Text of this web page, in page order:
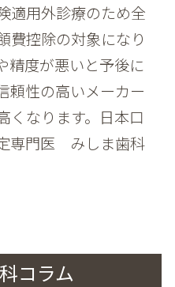
適用外診療のため全
費控除の対象になり
精度が悪いと予後に
頼性の高いメーカー
くなります。日本口
専門医 みしま歯科
コラム